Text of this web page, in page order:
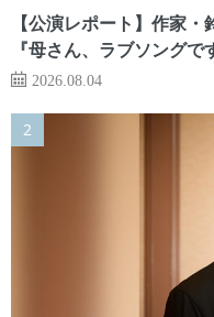
【公演レポート】作家
『母さん、ラブソングで
2026.08.04